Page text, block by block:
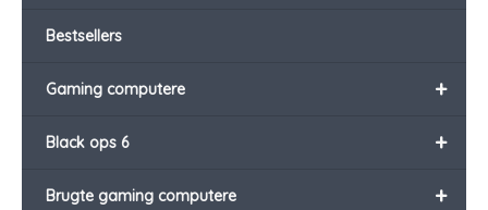
Bestsellers
+
Gaming computere
+
Black ops 6
+
Brugte gaming computere